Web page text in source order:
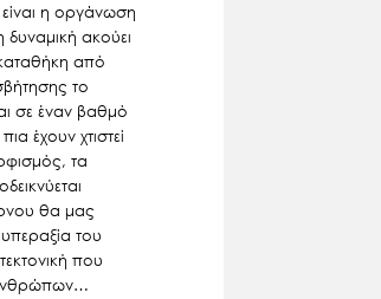
είναι η οργάνωση
ακούει
από
το
σε έναν βαθμό
έχουν χτιστεί
τα
θα μας
του
που
ανθρώπων…